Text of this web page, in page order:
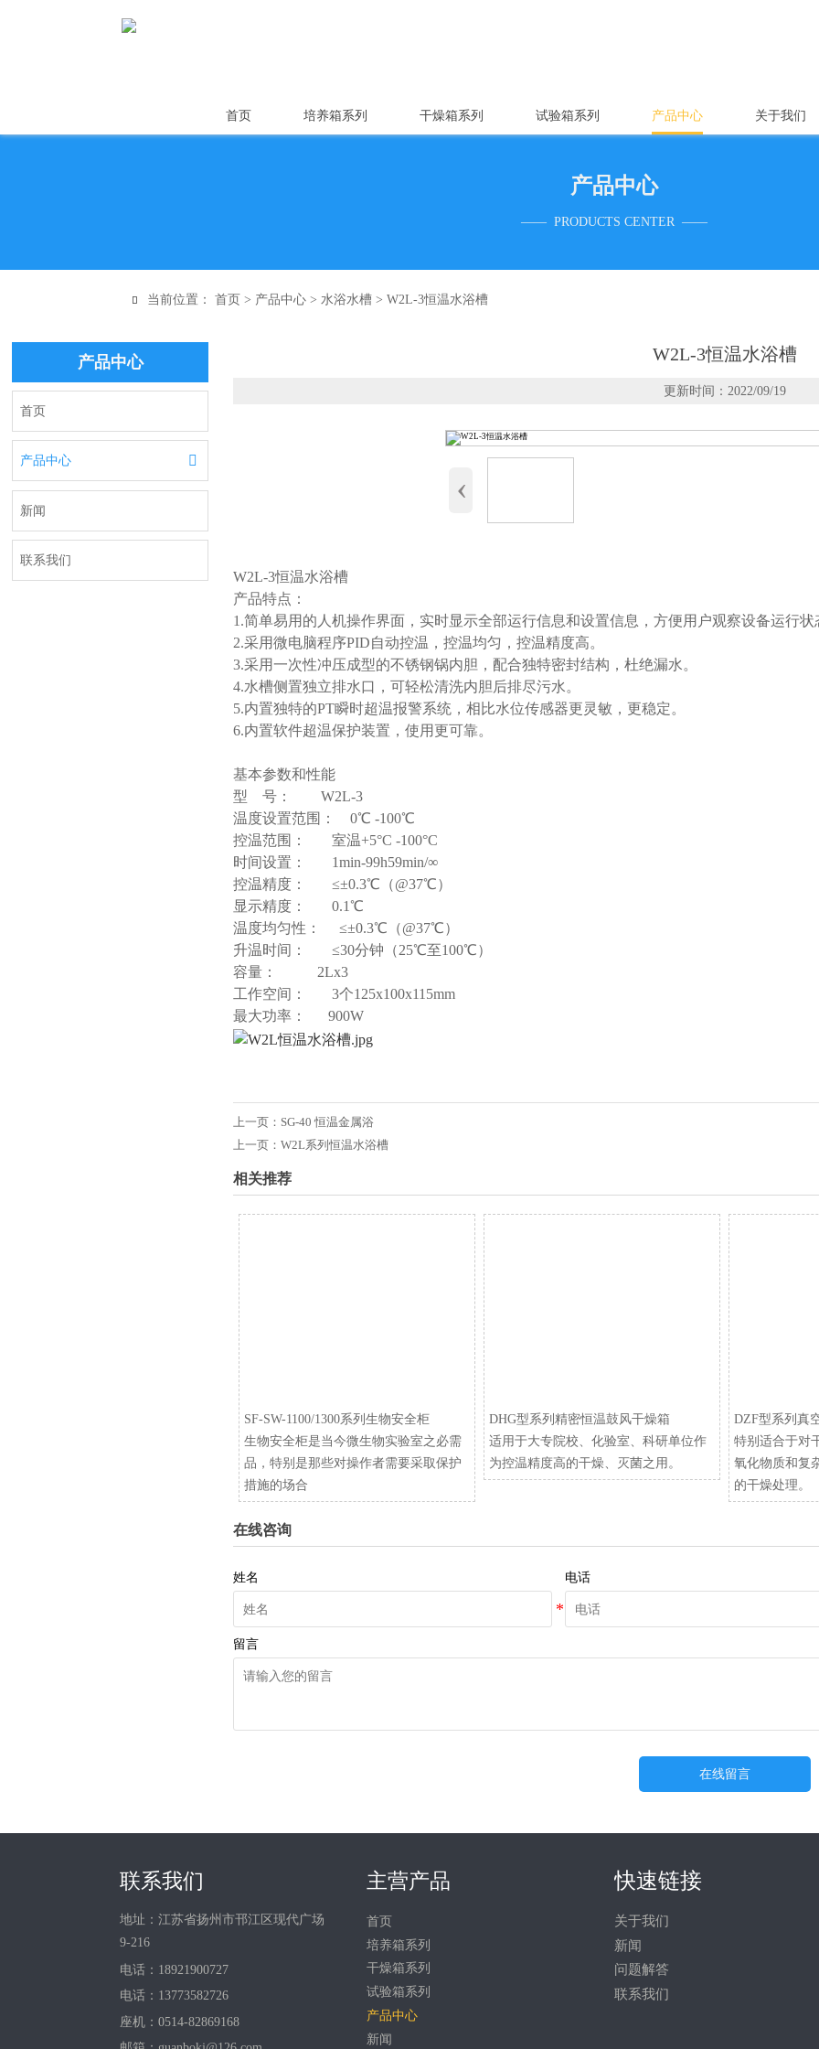
首页 培养箱系列 干燥箱系列 试验箱系列 产品中心 关于我们
产品中心
—— PRODUCTS CENTER ——
 当前位置：首页 > 产品中心 > 水浴水槽 >W2L-3恒温水浴槽
产品中心
首页
产品中心 
新闻
联系我们
W2L-3恒温水浴槽
更新时间：2022/09/19
‹
W2L-3恒温水浴槽
产品特点：
1.简单易用的人机操作界面，实时显示全部运行信息和设置信息，方便用户观察设备运行状
2.采用微电脑程序PID自动控温，控温均匀，控温精度高。
3.采用一次性冲压成型的不锈钢锅内胆，配合独特密封结构，杜绝漏水。
4.水槽侧置独立排水口，可轻松清洗内胆后排尽污水。
5.内置独特的PT瞬时超温报警系统，相比水位传感器更灵敏，更稳定。
6.内置软件超温保护装置，使用更可靠。
基本参数和性能
型 号： W2L-3
温度设置范围： 0℃ -100℃
控温范围： 室温+5°C -100°C
时间设置： 1min-99h59min/∞
控温精度： ≤±0.3℃（@37℃）
显示精度： 0.1℃
温度均匀性： ≤±0.3℃（@37℃）
升温时间： ≤30分钟（25℃至100℃）
容量： 2Lx3
工作空间： 3个125x100x115mm
最大功率： 900W
上一页： SG-40 恒温金属浴
上一页：W2L系列恒温水浴槽
相关推荐
SF-SW-1100/1300系列生物安全柜
生物安全柜是当今微生物实验室之必需
品，特别是那些对操作者需要采取保护
措施的场合
DHG型系列精密恒温鼓风干燥箱
适用于大专院校、化验室、科研单位作
为控温精度高的干燥、灭菌之用。
DZF型系列真
特别适合于对
氧化物质和复
的干燥处理。
在线咨询
姓名 电话
留言
在线留言
联系我们
地址：江苏省扬州市邗江区现代广场
9-216
电话：18921900727
电话：13773582726
座机：0514-82869168
主营产品
首页
培养箱系列
干燥箱系列
试验箱系列
产品中心
新闻
快速链接
关于我们
新闻
问题解答
联系我们